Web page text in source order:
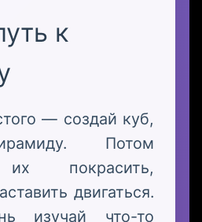
к
— создай куб,
Потом
покрасить,
двигаться.
изучай что-то